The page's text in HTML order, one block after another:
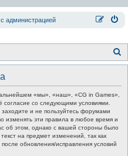
администрацией
о
«мы», «наш», «CG in Games»,
согласие со следующими условиями.
и не пользуйтесь форумами
изменять эти правила в любое время и
об этом, однако с вашей стороны было
на предмет изменений, так как
обновления/исправления условий